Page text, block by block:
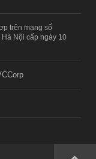
trên mạng số
Nội cấp ngày 10